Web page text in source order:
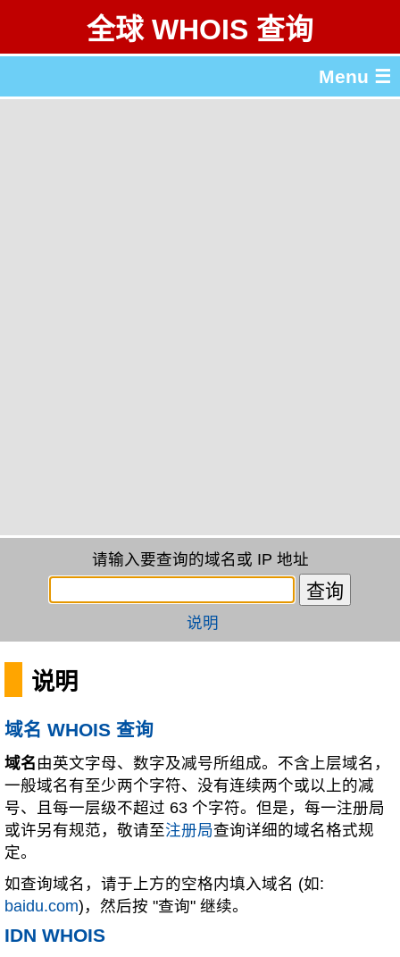
全球 WHOIS 查询
Menu ☰
请输入要查询的域名或 IP 地址
说明
说明
域名 WHOIS 查询
域名 由英文字母、数字及减号所组成。不含上层域名，
一般域名有至少两个字符、没有连续两个或以上的减
号、且每一层级不超过 63 个字符。但是，每一注册局
或许另有规范，敬请至注册局查询详细的域名格式规
定。
如查询域名，请于上方的空格内填入域名 (如:
baidu.com)，然后按 "查询" 继续。
IDN WHOIS